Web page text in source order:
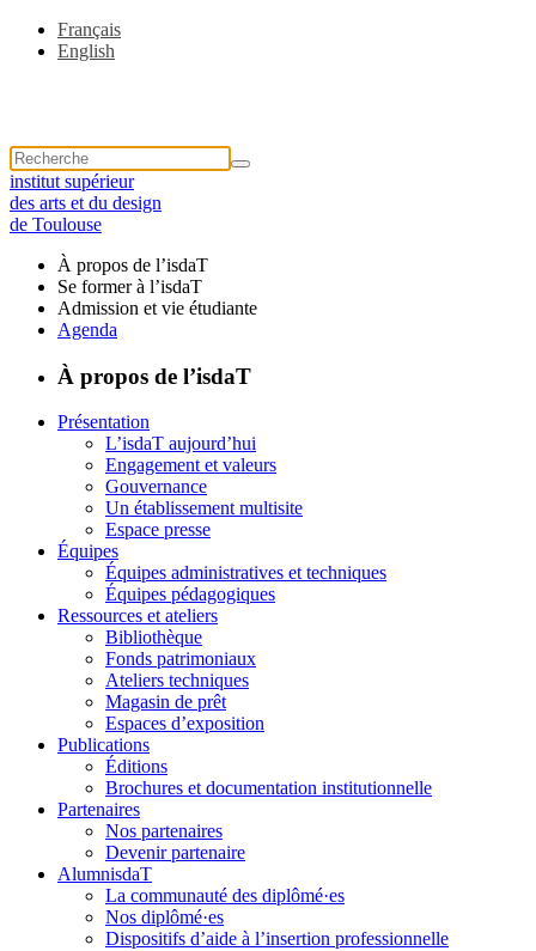
Français
English
institut supérieur
des arts et du design
de Toulouse
À propos de l’isdaT
Se former à l’isdaT
Admission et vie étudiante
Agenda
À propos de l’isdaT
Présentation
L’isdaT aujourd’hui
Engagement et valeurs
Gouvernance
Un établissement multisite
Espace presse
Équipes
Équipes administratives et techniques
Équipes pédagogiques
Ressources et ateliers
Bibliothèque
Fonds patrimoniaux
Ateliers techniques
Magasin de prêt
Espaces d’exposition
Publications
Éditions
Brochures et documentation institutionnelle
Partenaires
Nos partenaires
Devenir partenaire
AlumnisdaT
La communauté des diplômé·es
Nos diplômé·es
Dispositifs d’aide à l’insertion professionnelle